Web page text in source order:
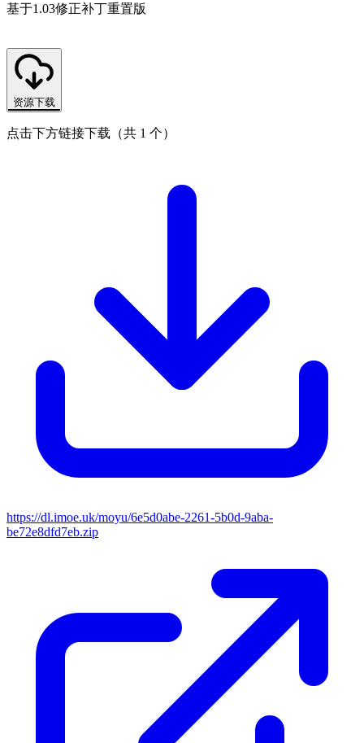
基于1.03修正补丁重置版
资源下载
点击下方链接下载（共 1 个）
https://dl.imoe.uk/moyu/6e5d0abe-2261-5b0d-9aba-
be72e8dfd7eb.zip